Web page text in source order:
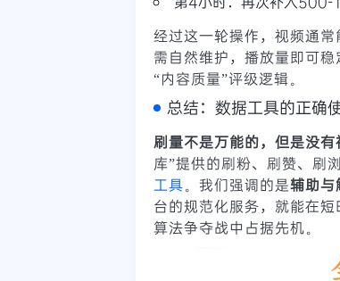
经过这一轮操作，视频通
需自然维护，播放量即可
“内容质量”评级逻辑。
总结：数据工具的正确
刷量不是万能的，但是没有
库”提供的刷粉、刷赞、刷
工具。我们强调的是辅助与
台的规范化服务，就能在
算法争夺战中占据先机。